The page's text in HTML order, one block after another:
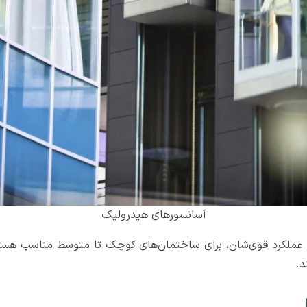
آسانسورهای هیدرولیک
قوی‌شان، برای ساختمان‌های کوچک تا متوسط مناسب